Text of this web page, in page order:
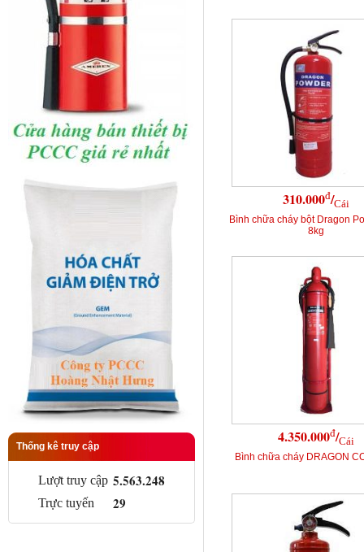
Thống kê truy cập
Lượt truy cập 5.563.248
Trực tuyến 29
310.000đ/Cái
Bình chữa cháy bột Dragon
8kg
4.350.000đ/Cái
Bình chữa cháy DRAGON